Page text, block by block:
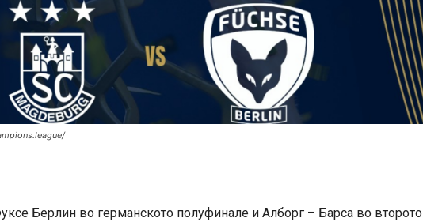
Берлин во германското полуфинале и Алборг – Барса во второто